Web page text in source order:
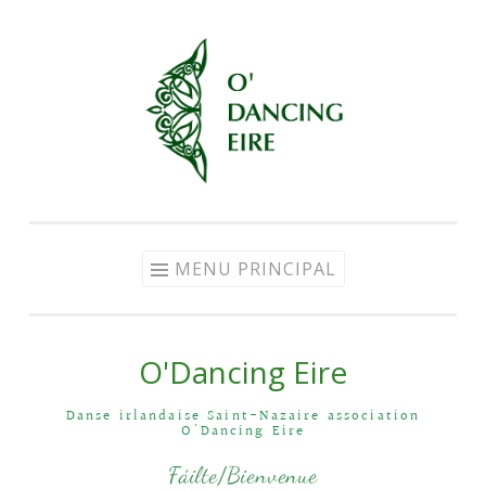
MENU PRINCIPAL
O'Dancing Eire
Danse irlandaise Saint-Nazaire association
O'Dancing Eire
Fáilte/Bienvenue